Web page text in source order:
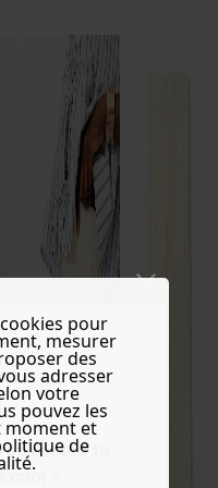
to
?
pour
mesurer
des
adresser
votre
pouvez les
et
de